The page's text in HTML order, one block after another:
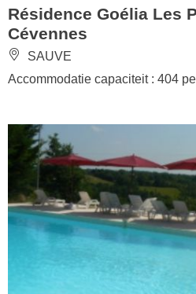
Résidence Goélia Les
Cévennes
SAUVE
Accommodatie capaciteit : 404